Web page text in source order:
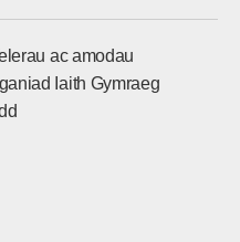
ac amodau
Iaith Gymraeg